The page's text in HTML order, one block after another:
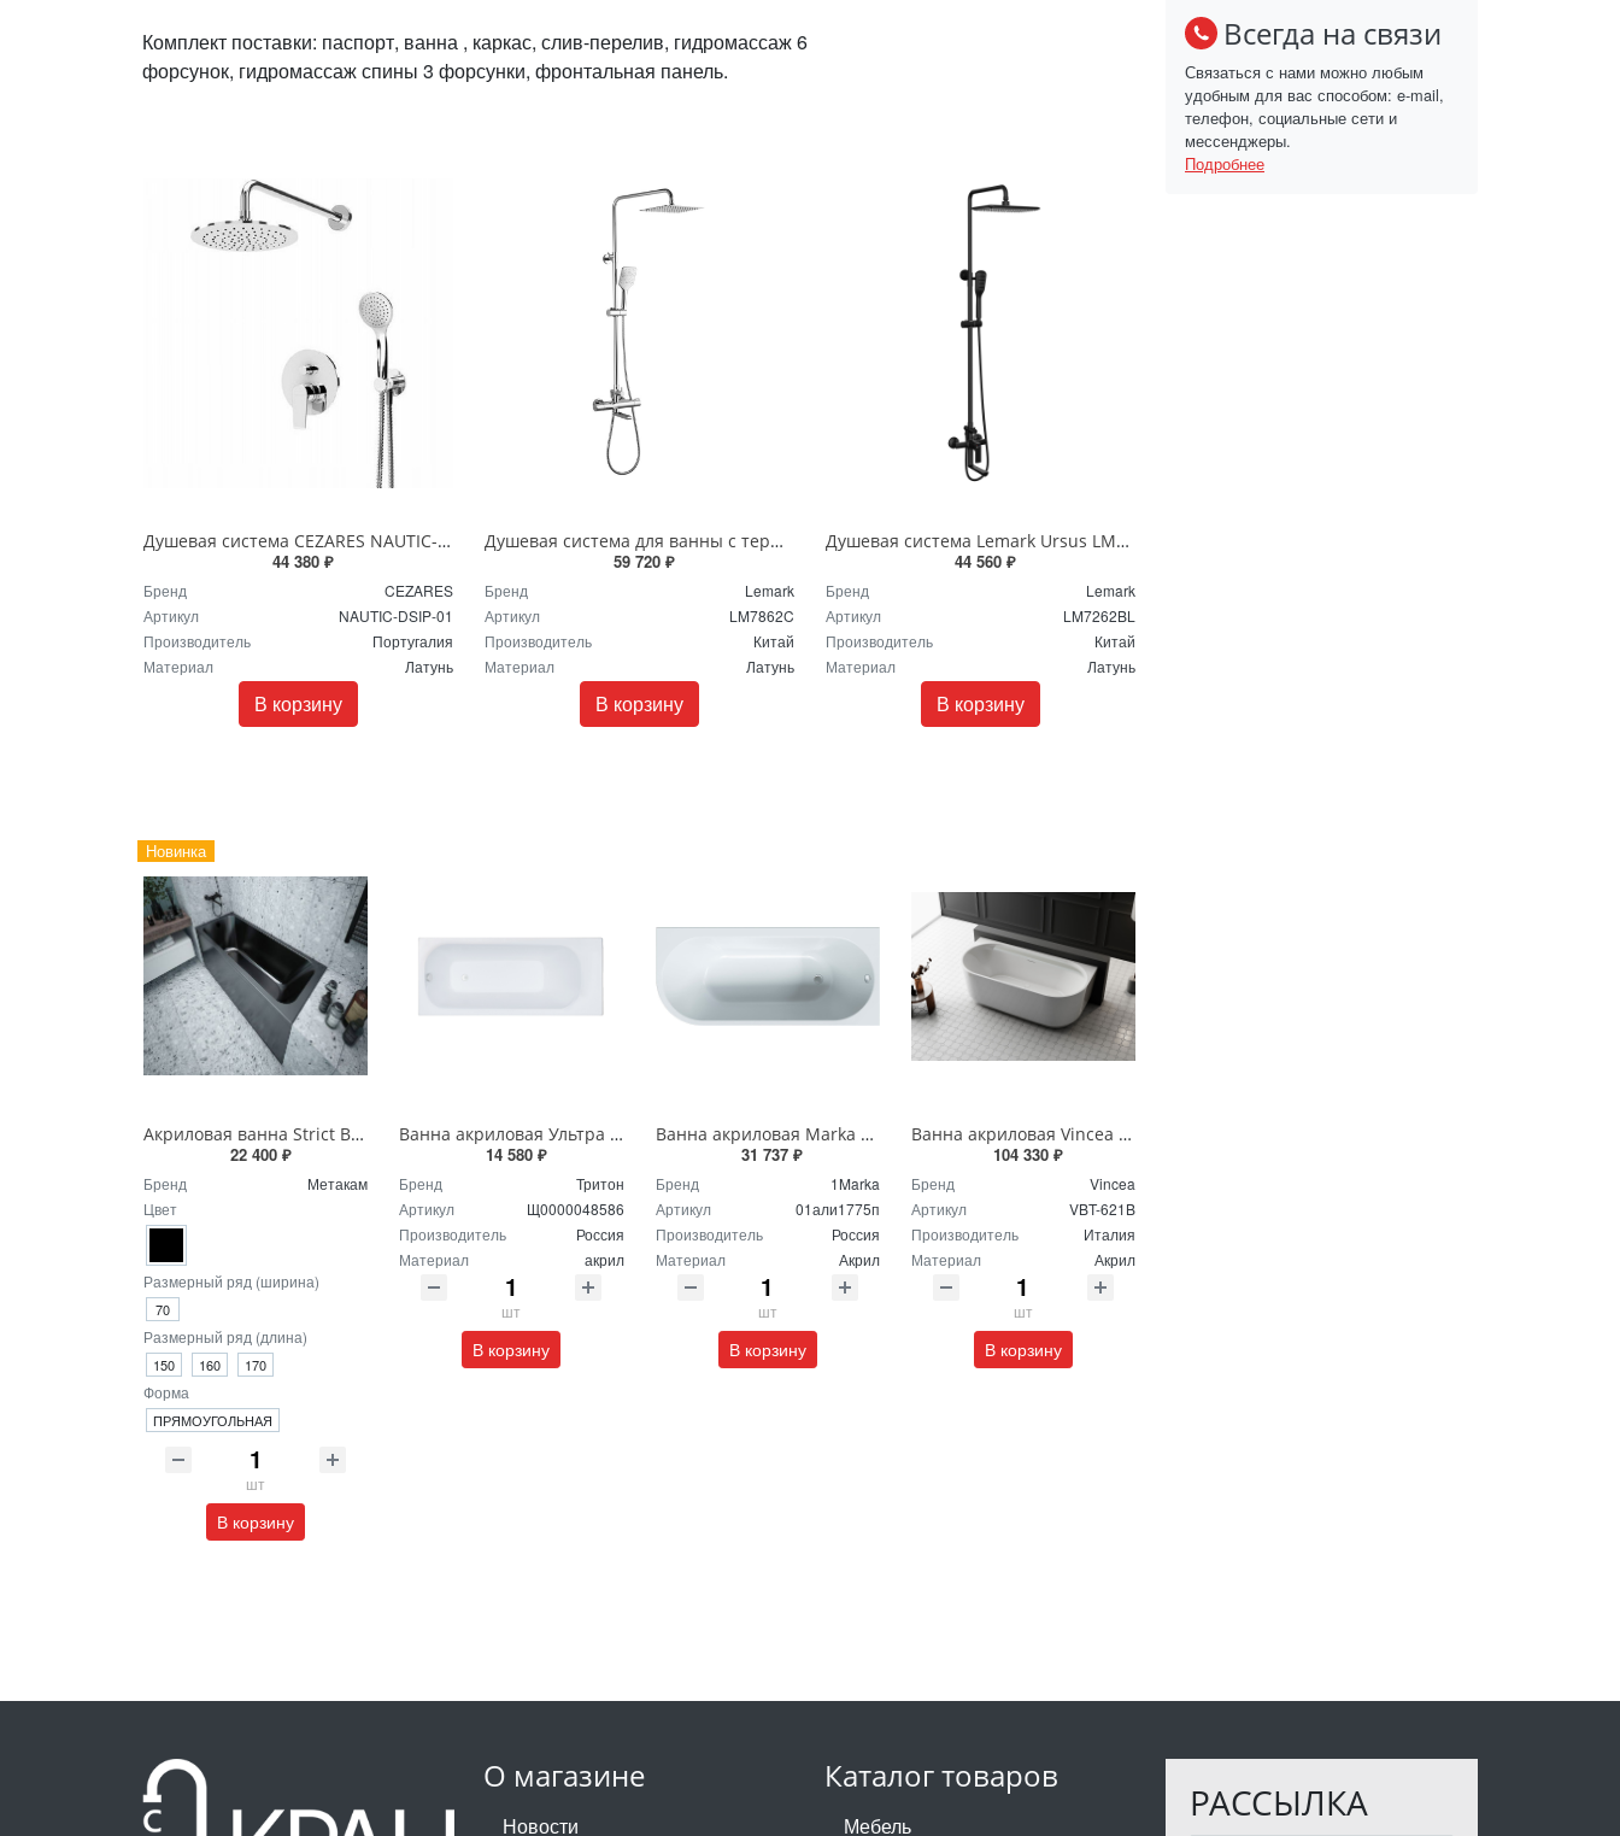
Комплект поставки: паспорт, ванна , каркас, слив-перелив, гидромассаж 6
форсунок, гидромассаж спины 3 форсунки, фронтальная панель.
Душевая система CEZARES NAUTIC-DSIP-01 хром
44 380 ₽
Бренд
CEZARES
Артикул
NAUTIC-DSIP-01
Производитель
Португалия
Материал
Латунь
В корзину
Душевая система для ванны с термостатом Lemark Yeti LM7862C хром
59 720 ₽
Бренд
Lemark
Артикул
LM7862C
Производитель
Китай
Материал
Латунь
В корзину
Душевая система Lemark Ursus LM7262BL черный
44 560 ₽
Бренд
Lemark
Артикул
LM7262BL
Производитель
Китай
Материал
Латунь
В корзину
Новинка
Акриловая ванна Strict Black ,черная
22 400 ₽
Бренд
Метакам
Цвет
Размерный ряд (ширина)
70
Размерный ряд (длина)
150 160 170
Форма
ПРЯМОУГОЛЬНАЯ
шт
В корзину
Ванна акриловая Ультра 180 х 70 см с полкой Щ0000048586
14 580 ₽
Бренд
Тритон
Артикул
Щ0000048586
Производитель
Россия
Материал
акрил
шт
В корзину
Ванна акриловая Marka One ALISA MG 170*75 R 01али1775п
31 737 ₽
Бренд
1Marka
Артикул
01али1775п
Производитель
Россия
Материал
Акрил
шт
В корзину
Ванна акриловая Vincea VBT-621B 1700*800*580 цвет белый
104 330 ₽
Бренд
Vincea
Артикул
VBT-621B
Производитель
Италия
Материал
Акрил
шт
В корзину
Всегда на связи
Связаться с нами можно любым
удобным для вас способом: e-mail,
телефон, социальные сети и
мессенджеры.
Подробнее
О магазине
Новости
Каталог товаров
Мебель
РАССЫЛКА